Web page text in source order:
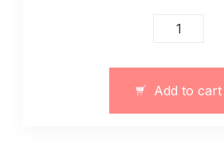
Długi
quantity
Add to cart